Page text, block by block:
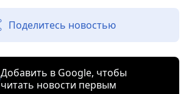
Поделитесь новостью
Добавить в Google, чтобы
читать новости первым